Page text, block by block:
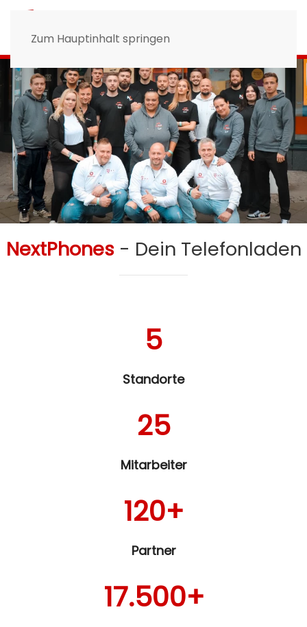
Zum Hauptinhalt springen
NextPhones - Dein Telefonladen
5
Standorte
25
Mitarbeiter
120+
Partner
17.500+